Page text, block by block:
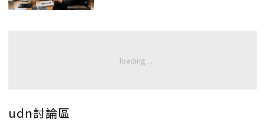
udn討論區